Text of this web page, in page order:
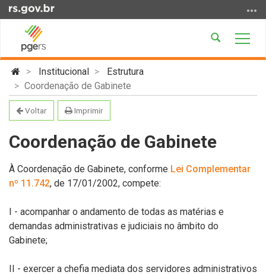
para
conteúdo
Ir
para
menu
para
busca
Abrir
Início
conteúdo
Institucional
Estrutura
Coordenação de Gabinete
Voltar Imprimir
Coordenação de Gabinete
À Coordenação de Gabinete, conforme Lei Complementar
nº 11.742, de 17/01/2002, compete:
I - acompanhar o andamento de todas as matérias e
demandas administrativas e judiciais no âmbito do
Gabinete;
II - exercer a chefia mediata dos servidores administrativos